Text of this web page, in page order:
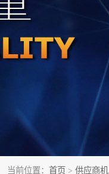
当前位置： 首页 > 供应商机